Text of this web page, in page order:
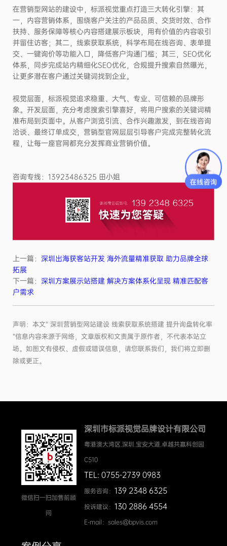
在营销型网站的建设中，标派视觉重点打造三大转化引擎：其
一，内容营销体系，围绕客户关注的产品品质、交货时效、合作
扶持、服务保障等核心内容搭建展示板块，用有价值的内容吸引
并留住访客；其二，线索获取系统，科学布局在线咨询、表单提
交、一键询价等功能入口，降低客户沟通门槛；其三，SEO优化
体系，同步完成站内精细化SEO优化，合规提升搜索自然曝光，
让更多潜在客户通过关键词找到企业。
视觉层面，标派视觉追求稳重、大气、专业、可信赖的品牌形
象。开发层面，充分考虑搜索引擎喜好，将用户搜索的关键词精
准布局到页面中。从客户浏览引流、合作兴趣激发，到在线咨询
洽谈、最终订单成交，营销型官网层层引导客户完成完整转化流
程，让每一座官网都充分发挥商业营销价值。
咨询专线：13923486325 田小姐
上一篇： 深圳出海获客站开发 海外流量精准获取 助力品牌全球
拓展
下一篇： 深圳方案展示站搭建 解决方案体系化呈现 精准匹配客
户需求
声明：本文“ 深圳营销型网站建设 线索获取系统搭建 提升询盘转化率
”信息内容来源于网络，文章版权和文责属于原作者，不代表本站立
场。如图文有侵权、虚假或错误信息，请您联系我们，我们将立即删
除或更正。
微信扫一扫加售前顾
问
深圳市标派视觉品牌设计有限公司
粤港澳大湾区.深圳.宝安大道.卓越共赢科创园
C510
TEL: 0755-2739 0983
服务咨询： 139 2348 6325
投诉建议： 130 2886 4554
E-mail：sales@bpvis.com